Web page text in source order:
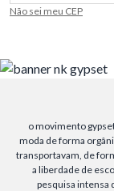
Não sei meu CEP
o movimento
moda de forma
transportavam, de
a liberdade de
pesquisa intensa